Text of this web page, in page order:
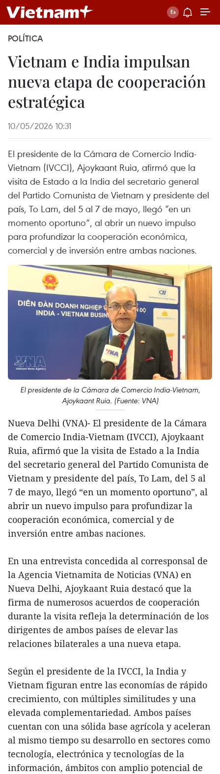
POLÍTICA
Vietnam e India impulsan
nueva etapa de cooperación
estratégica
10/05/2026 10:31
El presidente de la Cámara de Comercio India-
Vietnam (IVCCI), Ajoykaant Ruia, afirmó que la
visita de Estado a la India del secretario general
del Partido Comunista de Vietnam y presidente del
país, To Lam, del 5 al 7 de mayo, llegó “en un
momento oportuno”, al abrir un nuevo impulso
para profundizar la cooperación económica,
comercial y de inversión entre ambas naciones.
El presidente de la Cámara de Comercio India-Vietnam,
Ajoykaant Ruia. (Fuente: VNA)
Nueva Delhi (VNA)- El presidente de la Cámara
de Comercio India-Vietnam (IVCCI), Ajoykaant
Ruia, afirmó que la visita de Estado a la India
del secretario general del Partido Comunista de
Vietnam y presidente del país, To Lam, del 5 al
7 de mayo, llegó “en un momento oportuno”, al
abrir un nuevo impulso para profundizar la
cooperación económica, comercial y de
inversión entre ambas naciones.
En una entrevista concedida al corresponsal de
la Agencia Vietnamita de Noticias (VNA) en
Nueva Delhi, Ajoykaant Ruia destacó que la
firma de numerosos acuerdos de cooperación
durante la visita refleja la determinación de los
dirigentes de ambos países de elevar las
relaciones bilaterales a una nueva etapa.
Según el presidente de la IVCCI, la India y
Vietnam figuran entre las economías de rápido
crecimiento, con múltiples similitudes y una
elevada complementariedad. Ambos países
cuentan con una sólida base agrícola y aceleran
al mismo tiempo su desarrollo en sectores como
tecnología, electrónica y tecnologías de la
información, ámbitos con amplio potencial de